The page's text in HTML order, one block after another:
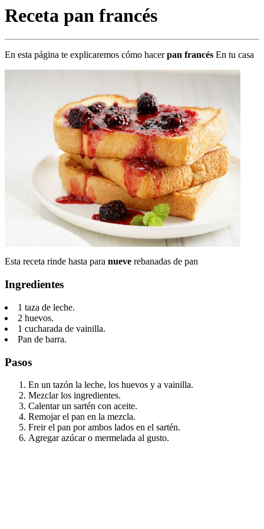
Receta pan francés
En esta página te explicaremos cómo hacerpan francés En tu casa
Esta receta rinde hasta para nueve rebanadas de pan
Ingredientes
1 taza de leche.
2 huevos.
1 cucharada de vainilla.
Pan de barra.
Pasos
En un tazón la leche, los huevos y a vainilla.
Mezclar los ingredientes.
Calentar un sartén con aceite.
Remojar el pan en la mezcla.
Freir el pan por ambos lados en el sartén.
Agregar azúcar o mermelada al gusto.